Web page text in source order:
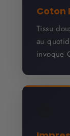
Coton
Tissu
au
invoque